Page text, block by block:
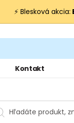
⚡ Blesková akcia:
Kontakt